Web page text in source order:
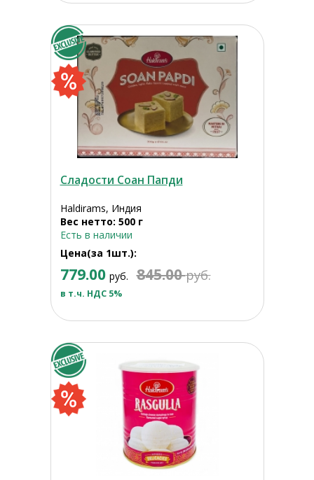
Сладости Соан Папди
Haldirams, Индия
Вес нетто: 500 г
Есть в наличии
Цена(за 1шт.):
779.00 руб. 845.00руб.
в т.ч. НДС 5%